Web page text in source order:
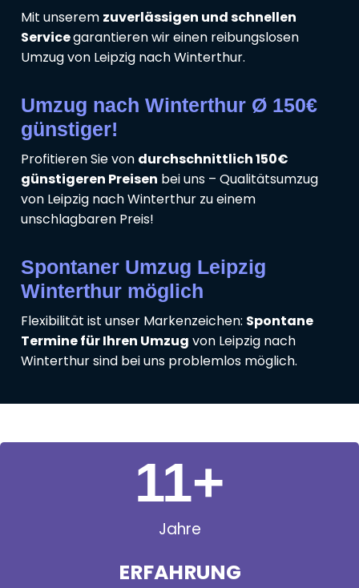
Mit unserem zuverlässigen und schnellen
Servicegarantieren wir einen reibungslosen
Umzug von Leipzig nach Winterthur.
Umzug nach Winterthur Ø 150€
günstiger!
Profitieren Sie von durchschnittlich 150€
günstigeren Preisen bei uns – Qualitätsumzug
von Leipzig nach Winterthur zu einem
unschlagbaren Preis!
Spontaner Umzug Leipzig
Winterthur möglich
Flexibilität ist unser Markenzeichen: Spontane
Termine für Ihren Umzug von Leipzig nach
Winterthur sind bei uns problemlos möglich.
Jahre
ERFAHRUNG
11+